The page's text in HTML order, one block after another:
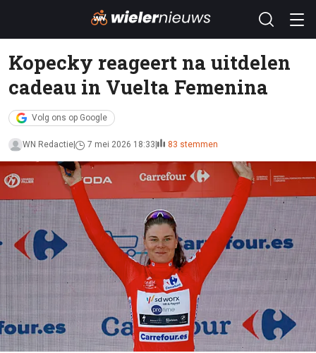
Kopecky reageert na uitdelen
cadeau in Vuelta Femenina
Volg ons op Google
WN Redactie 7 mei 2026 18:33 83 stemmen